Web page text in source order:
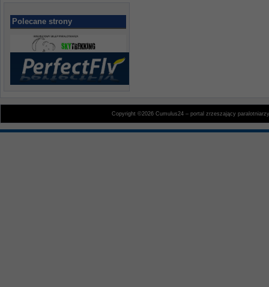
Polecane strony
Copyright ©2026 Cumulus24 – portal zrzeszający